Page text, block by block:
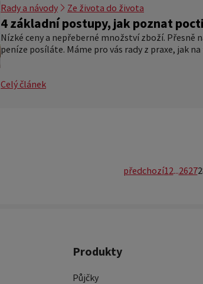
Rady a návody Ze života do života
4 základní postupy, jak poznat
Nízké ceny a nepřeberné množství zboží.
peníze posíláte. Máme pro vás rady z praxe, jak na
Celý článek
předchozí12...2627
Produkty
Půjčky